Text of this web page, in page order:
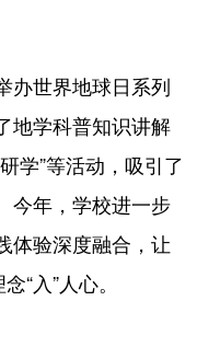
办世界地球日系列
地学科普知识讲解
学”等活动，吸引了
今年，学校进一步
体验深度融合，让
“入”人心。